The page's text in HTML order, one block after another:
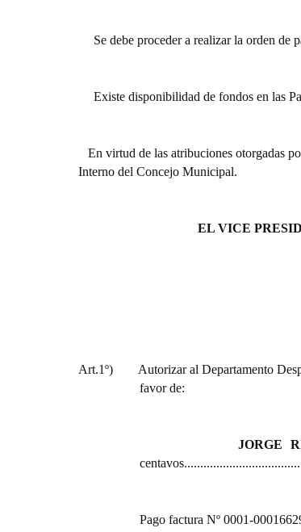
Se debe proceder a realizar la orden de
Existe disponibilidad de fondos en las
En virtud de las atribuciones otorgadas
Interno del Concejo Municipal.
EL VICE
Art.1º)
Autorizar al Departamento
favor de:
JORGE
Pago factura Nº 0001-